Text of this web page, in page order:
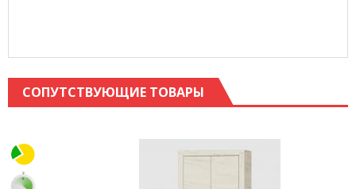
СОПУТСТВУЮЩИЕ ТОВАРЫ